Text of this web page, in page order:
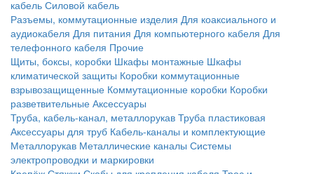
кабель Силовой кабель
Разъемы, коммутационные изделия Для коаксиального и
аудиокабеля Для питания Для компьютерного кабеля Для
телефонного кабеля Прочие
Щиты, боксы, коробки Шкафы монтажные Шкафы
климатической защиты Коробки коммутационные
взрывозащищенные Коммутационные коробки Коробки
разветвительные Аксессуары
Труба, кабель-канал, металлорукав Труба пластиковая
Аксессуары для труб Кабель-каналы и комплектующие
Металлорукав Металлические каналы Системы
электропроводки и маркировки